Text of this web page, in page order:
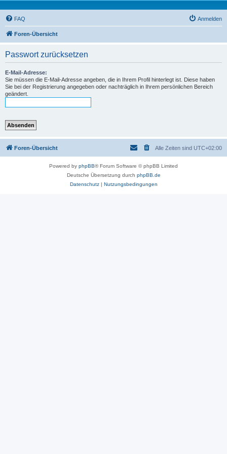
FAQ Anmelden
Foren-Übersicht
Passwort zurücksetzen
E-Mail-Adresse:
Sie müssen die E-Mail-Adresse angeben, die in Ihrem Profil hinterlegt ist. Diese haben
Sie bei der Registrierung angegeben oder nachträglich in Ihrem persönlichen Bereich
geändert.
Foren-Übersicht Alle Zeiten sind UTC+02:00
Powered by phpBB® Forum Software © phpBB Limited
Deutsche Übersetzung durch phpBB.de
Datenschutz| Nutzungsbedingungen